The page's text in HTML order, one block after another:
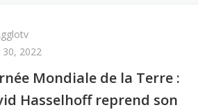
30, 2022
Mondiale de la Terre :
Hasselhoff reprend son